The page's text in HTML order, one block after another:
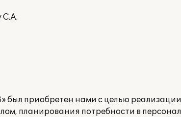
С.А.
был приобретен нами с целью
планирования потребности в